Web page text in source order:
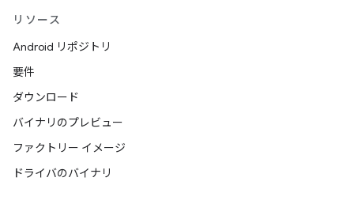
リソース
Android リポジトリ
要件
ダウンロード
バイナリのプレビュー
ファクトリー イメージ
ドライバのバイナリ